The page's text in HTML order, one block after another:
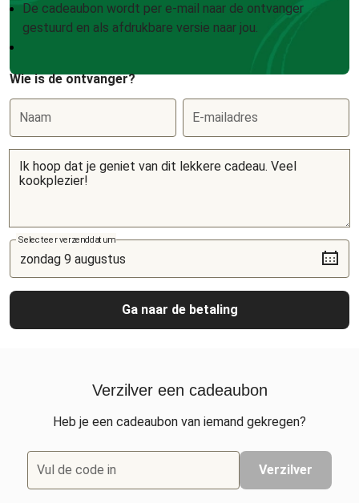
De cadeaubon wordt per e-mail naar de ontvanger
gestuurd en als afdrukbare versie naar jou.
Wie is de ontvanger?
Naam E-mailadres
Selecteer verzenddatum
Ga naar de betaling
Verzilver een cadeaubon
Heb je een cadeaubon van iemand gekregen?
Vul de code in Verzilver